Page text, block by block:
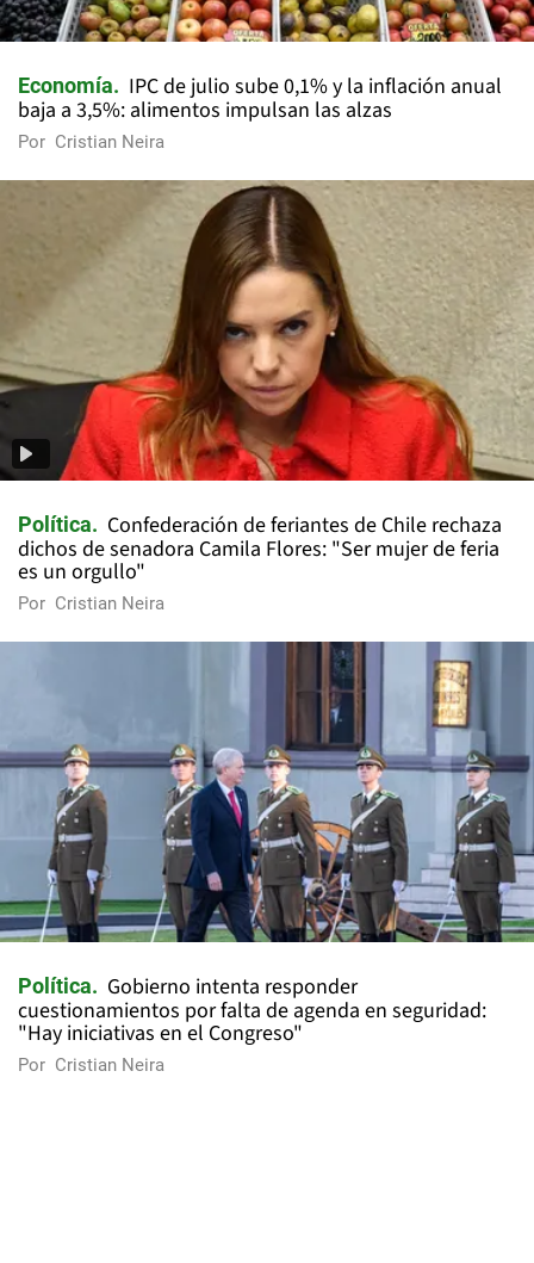
Economía
IPC de julio sube 0,1% y la inflación anual
baja a 3,5%: alimentos impulsan las alzas
Por Cristian Neira
Política
Confederación de feriantes de Chile rechaza
dichos de senadora Camila Flores: "Ser mujer de feria
es un orgullo"
Por Cristian Neira
Política
Gobierno intenta responder
cuestionamientos por falta de agenda en seguridad:
"Hay iniciativas en el Congreso"
Por Cristian Neira